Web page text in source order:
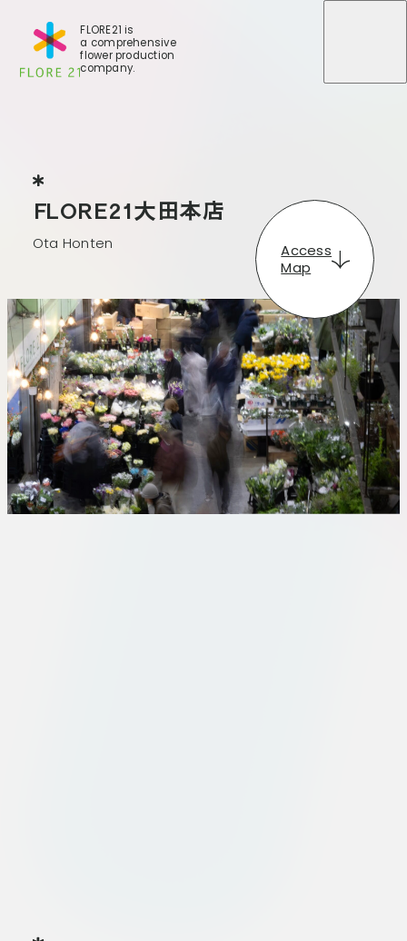
FLORE21 is
a comprehensive
flower production
company.
FLORE21大田本店
FLORE21大田本店
Ota Honten
Ota Honten
Access
Map
店舗一覧
大田本店
大田支店
大田新店
葛西店
板橋店
川崎加工部
BLOG
会社概要
FLORE
STORY
Gallery
お取引につ
いて
お問い合わ
せ